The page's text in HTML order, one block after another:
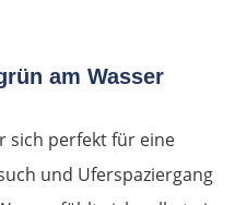
am Wasser
sich perfekt für eine
und Uferspaziergang